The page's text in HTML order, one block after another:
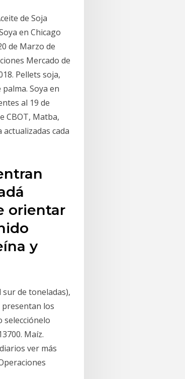
de Soja
en Chicago
de Marzo de
Mercado de
Pellets soja,
Soya en
al 19 de
CBOT, Matba,
cada
orientar
y
de toneladas),
presentan los
selecciónelo
Maíz.
ver más